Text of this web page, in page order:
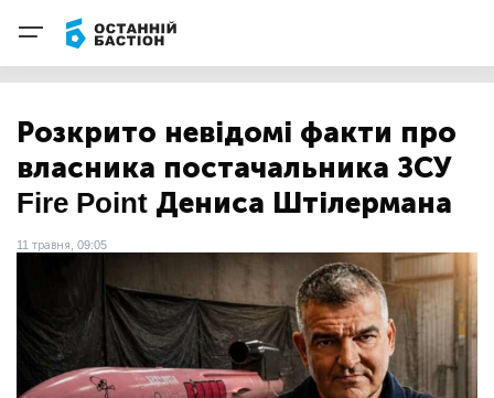
Розкрито невідомі факти про
власника постачальника ЗСУ
Fire Point Дениса Штілермана
11 травня, 09:05